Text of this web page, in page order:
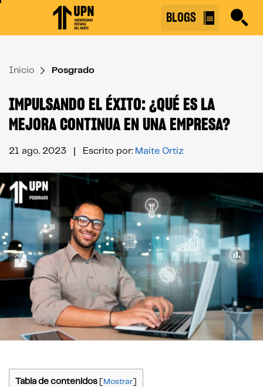
↷
BLOGS
Inicio Posgrado
IMPULSANDO EL ÉXITO: ¿QUÉ ES LA
MEJORA CONTINUA EN UNA EMPRESA?
21 ago. 2023 | Escrito por: Maite Ortiz
Tabla de contenidos Mostrar